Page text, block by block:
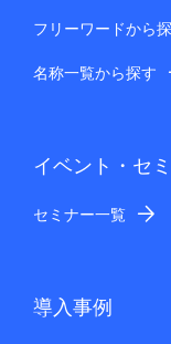
フリーワードから
名称一覧から探す
イベント・セ
セミナー一覧
導入事例